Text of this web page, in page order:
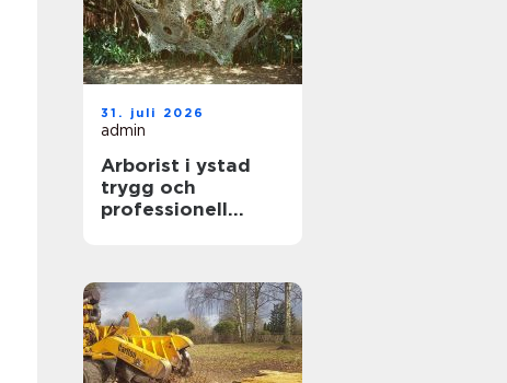
31. juli 2026
admin
Arborist i ystad
trygg och
professionell